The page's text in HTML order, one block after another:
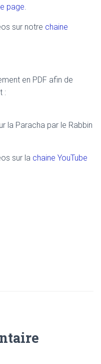
page.
sur notre chaine
en PDF afin de
:
la Paracha par le Rabbin
sur la chaine YouTube